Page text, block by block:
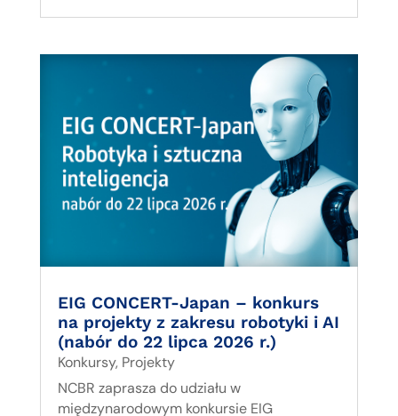
EIG CONCERT-Japan – konkurs
na projekty z zakresu robotyki i AI
(nabór do 22 lipca 2026 r.)
Konkursy, Projekty
NCBR zaprasza do udziału w
międzynarodowym konkursie EIG